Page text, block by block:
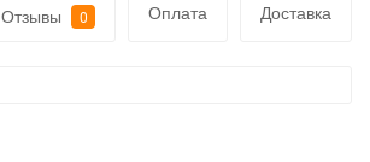
Отзывы 0 Оплата Доставка